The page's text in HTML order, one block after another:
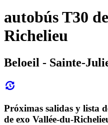
autobús T30
Richelieu
Beloeil - Sainte-
Próximas salidas y lista
de exo Vallée-du-